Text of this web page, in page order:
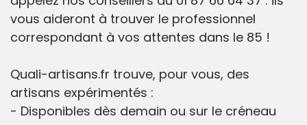
vous aideront à trouver le professionnel
correspondant à vos attentes dans le 85 !
Quali-artisans.fr trouve, pour vous, des
artisans expérimentés :
- Disponibles dès demain ou sur le créneau